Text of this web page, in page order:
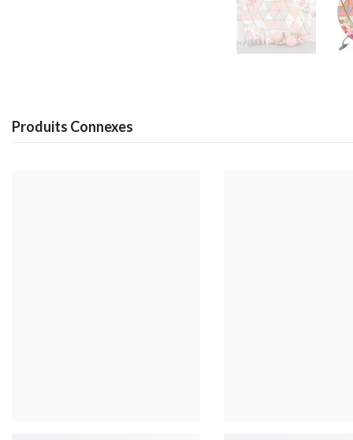
Produits Connexes